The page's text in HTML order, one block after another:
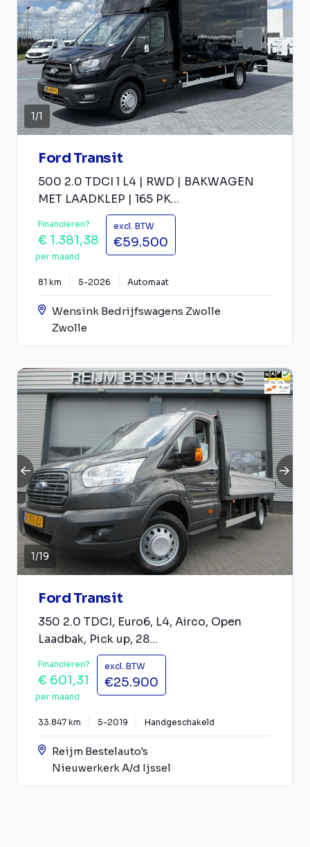
1/1
Ford Transit
500 2.0 TDCI l L4 | RWD | BAKWAGEN
MET LAADKLEP | 165 PK...
Financieren?
€ 1.381,38
per maand
excl. BTW
€59.500
81 km 5-2026 Automaat
Wensink Bedrijfswagens Zwolle
Zwolle
1/19
Ford Transit
350 2.0 TDCI, Euro6, L4, Airco, Open
Laadbak, Pick up, 28...
Financieren?
€ 601,31
per maand
excl. BTW
€25.900
33.847 km 5-2019 Handgeschakeld
Reijm Bestelauto's
Nieuwerkerk A/d Ijssel